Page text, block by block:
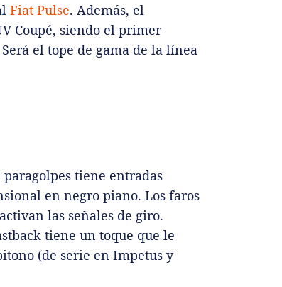
Fiat Pulse. Además, el
Coupé, siendo el primer
el tope de gama de la línea
tiene entradas
en negro piano. Los faros
las señales de giro.
tiene un toque que le
(de serie en Impetus y